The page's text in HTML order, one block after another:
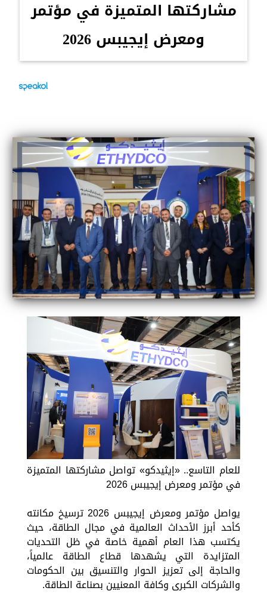
مشاركتها المتميزة في مؤتمر
ومعرض إيجيبس 2026
للعام التاسع.. «إيثيدكو» تواصل مشاركتها المتميزة
في مؤتمر ومعرض إيجيبس 2026
يواصل مؤتمر ومعرض إيجيبس 2026 ترسيخ مكانته
كأحد أبرز الأحداث العالمية في مجال الطاقة، حيث
يكتسب هذا العام أهمية خاصة في ظل التحديات
المتزايدة التي يشهدها قطاع الطاقة عالمياً،
والحاجة إلى تعزيز الحوار والتنسيق بين الحكومات
والشركات الكبرى وكافة المعنيين بصناعة الطاقة.